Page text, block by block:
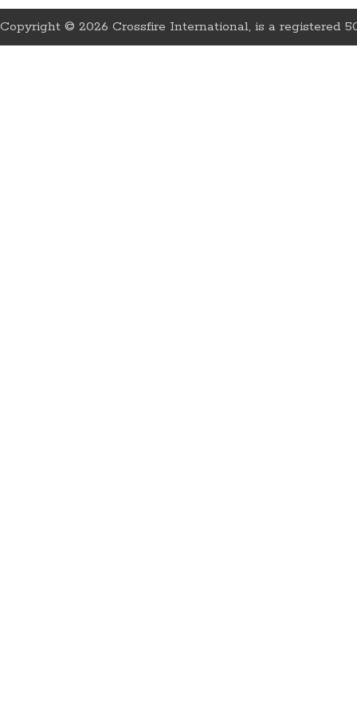
Copyright © 2026 Crossfire International, is a registered